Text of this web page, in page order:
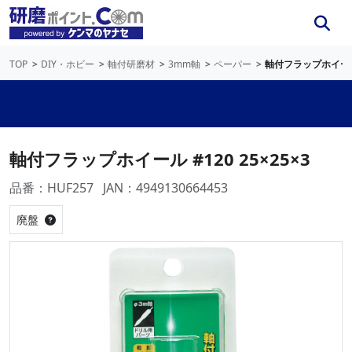
TOP DIY・ホビー 軸付研磨材 3mm軸 ペーパー 軸付フラップホイ
軸付フラップホイール #120 25×25×3
品番：HUF257 JAN：4949130664453
廃盤